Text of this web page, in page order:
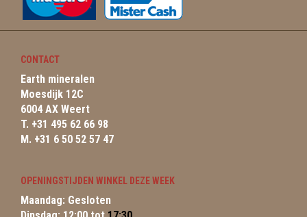
CONTACT
Earth mineralen
Moesdijk 12C
6004 AX Weert
T. +31 495 62 66 98
M. +31 6 50 52 57 47
OPENINGSTIJDEN WINKEL DEZE WEEK
Maandag: Gesloten